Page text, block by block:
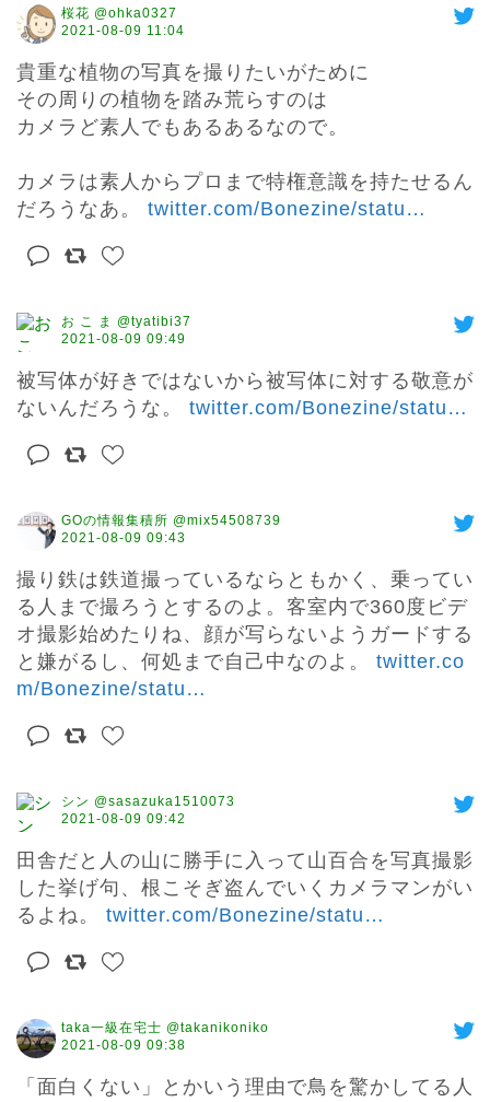
桜花 @ohka0327
2021-08-09 11:04
貴重な植物の写真を撮りたいがために
その周りの植物を踏み荒らすのは
カメラど素人でもあるあるなので。
カメラは素人からプロまで特権意識を持たせるん
だろうなあ。 twitter.com/Bonezine/statu …
お こ ま @tyatibi37
2021-08-09 09:49
被写体が好きではないから被写体に対する敬意が
ないんだろうな。 twitter.com/Bonezine/statu …
GOの情報集積所 @mix54508739
2021-08-09 09:43
撮り鉄は鉄道撮っているならともかく、乗ってい
る人まで撮ろうとするのよ。客室内で360度ビデ
オ撮影始めたりね、顔が写らないようガードする
と嫌がるし、何処まで自己中なのよ。 twitter.co
m/Bonezine/statu …
シン @sasazuka1510073
2021-08-09 09:42
田舎だと人の山に勝手に入って山百合を写真撮影
した挙げ句、根こそぎ盗んでいくカメラマンがい
るよね。 twitter.com/Bonezine/statu …
taka一級在宅士 @takanikoniko
2021-08-09 09:38
「面白くない」とかいう理由で鳥を驚かしてる人